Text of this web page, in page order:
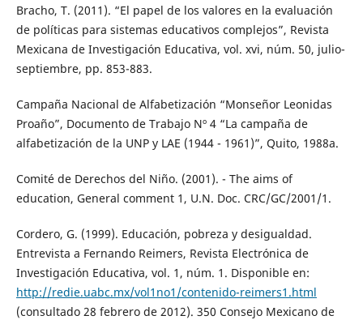
Bracho, T. (2011). “El papel de los valores en la evaluación
de políticas para sistemas educativos complejos”, Revista
Mexicana de Investigación Educativa, vol. xvi, núm. 50, julio-
septiembre, pp. 853-883.
Campaña Nacional de Alfabetización “Monseñor Leonidas
Proaño”, Documento de Trabajo Nº 4 “La campaña de
alfabetización de la UNP y LAE (1944 - 1961)”, Quito, 1988a.
Comité de Derechos del Niño. (2001). - The aims of
education, General comment 1, U.N. Doc. CRC/GC/2001/1.
Cordero, G. (1999). Educación, pobreza y desigualdad.
Entrevista a Fernando Reimers, Revista Electrónica de
Investigación Educativa, vol. 1, núm. 1. Disponible en:
http://redie.uabc.mx/vol1no1/contenido-reimers1.html
(consultado 28 febrero de 2012). 350 Consejo Mexicano de